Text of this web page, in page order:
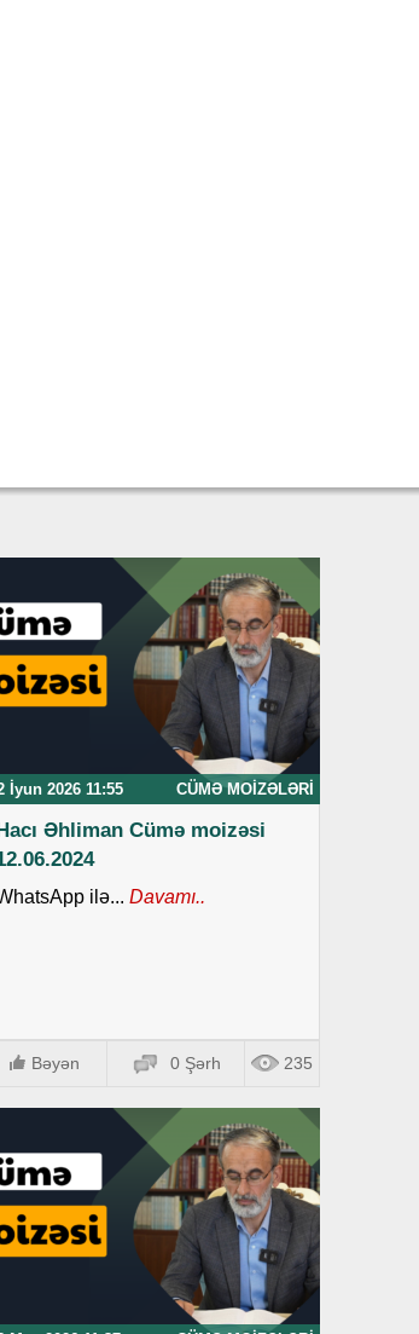
İyun 2026 11:55 CÜMƏ MOIZƏLƏRI
Əhliman Cümə moizəsi
ilə... Davamı..
Bəyən 0 Şərh 235